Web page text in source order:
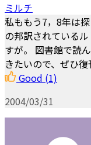
ミルチ
私ももう7，8年は
の邦訳されている
すが。 図書館で読
きたいので、ぜひ
Good (1)
2004/03/31